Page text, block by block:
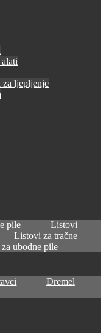
ljepljenje
pile
Listovi
Listovi za tračne
ubodne pile
Dremel